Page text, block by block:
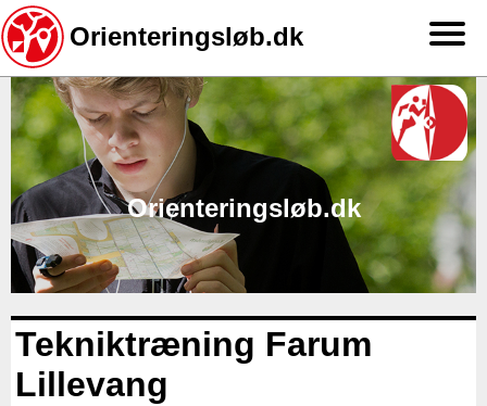
Gå
til
hovedindhold
Orienteringsløb.dk
Orienteringsløb.dk
Tekniktræning Farum
Lillevang